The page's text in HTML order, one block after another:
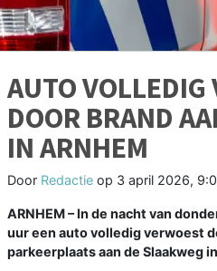
AUTO VOLLEDIG
DOOR BRAND
IN ARNHEM
Door Redactie op 3 april 2026,
ARNHEM – In de nacht van
uur een auto volledig verwoest
parkeerplaats aan de Slaakweg